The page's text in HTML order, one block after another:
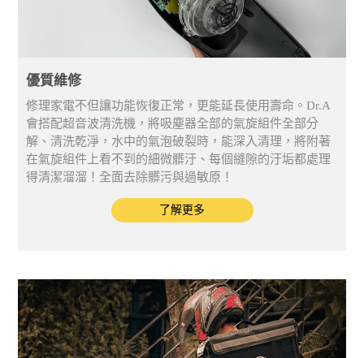
優質維修
修理家電不但讓功能恢復正常，更能延長使用壽命。Dr.A
會搭配超音波清洗機，將吸塵器全部的氣旋組件全部分
解、清洗乾淨，水中的氣泡破裂時，能深入清理，將附著
在氣旋組件上看不到的細微髒汙、每個縫隙的汙垢都處理
得清潔溜溜！全面去除髒污與過敏原！
了解更多